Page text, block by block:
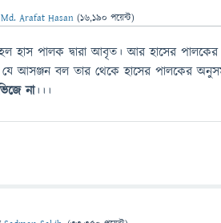
Md. Arafat Hasan (16,190 পয়েন্ট)
হাস পালক দ্বারা আবৃত। আর হাসের
আসঞ্জন বল তার থেকে হাসের পালকের
না।।।